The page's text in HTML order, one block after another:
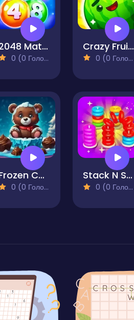
2048 Match Balls
0 (0 Голосів)
Crazy Fruit Merge
0 (0 Голосів)
Frozen Choco Quest
0 (0 Голосів)
Stack N Sort
0 (0 Голосів)